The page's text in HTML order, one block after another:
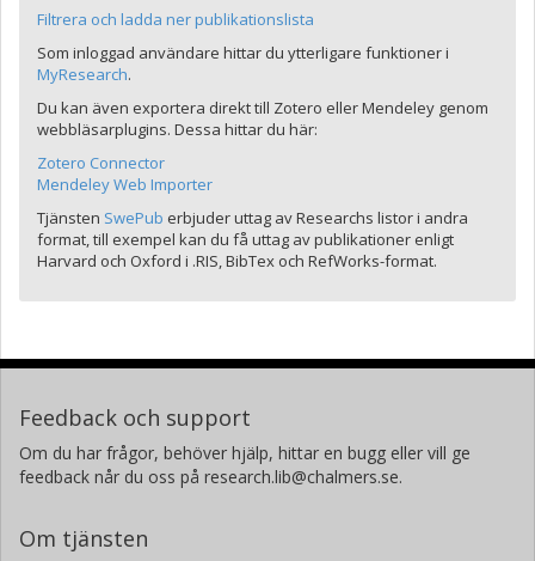
Filtrera och ladda ner publikationslista
Som inloggad användare hittar du ytterligare funktioner i
MyResearch.
Du kan även exportera direkt till Zotero eller Mendeley genom
webbläsarplugins. Dessa hittar du här:
Zotero Connector
Mendeley Web Importer
Tjänsten SwePub erbjuder uttag av Researchs listor i andra
format, till exempel kan du få uttag av publikationer enligt
Harvard och Oxford i .RIS, BibTex och RefWorks-format.
Feedback och support
Om du har frågor, behöver hjälp, hittar en bugg eller vill ge
feedback når du oss på research.lib@chalmers.se.
Om tjänsten